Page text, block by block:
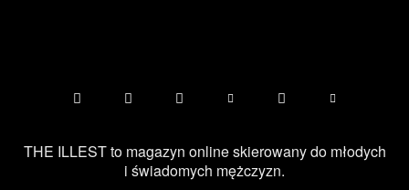
THE ILLEST to magazyn online skierowany do młodych
i świadomych mężczyzn.